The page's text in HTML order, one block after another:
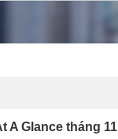
Glance tháng